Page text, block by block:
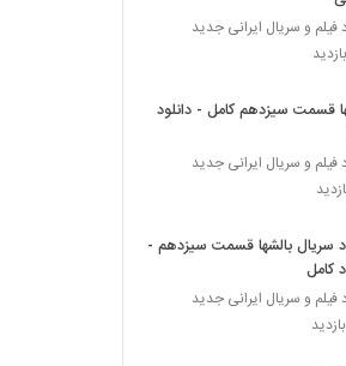
فیلم و سریال ایرانی جدید
قسمت سیزدهم کامل - دانلود
فیلم و سریال ایرانی جدید
سریال بالشها قسمت سیزدهم -
کامل
فیلم و سریال ایرانی جدید